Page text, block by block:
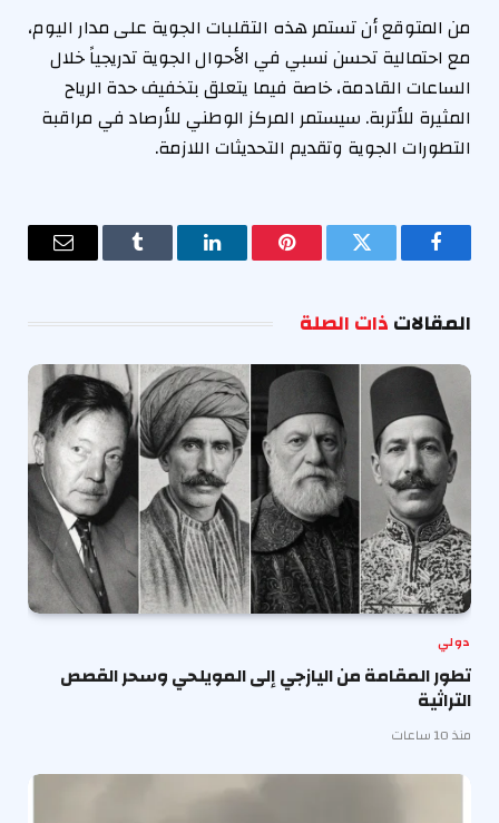
من المتوقع أن تستمر هذه التقلبات الجوية على مدار اليوم،
مع احتمالية تحسن نسبي في الأحوال الجوية تدريجياً خلال
الساعات القادمة، خاصة فيما يتعلق بتخفيف حدة الرياح
المثيرة للأتربة. سيستمر المركز الوطني للأرصاد في مراقبة
التطورات الجوية وتقديم التحديثات اللازمة.
فيسبوك تويتر بينتيريستلينكدإن Tumblr
البريد
المقالاتذات الصلة
دولي
تطور المقامة من اليازجي إلى المويلحي وسحر القصص
التراثية
منذ 10 ساعات